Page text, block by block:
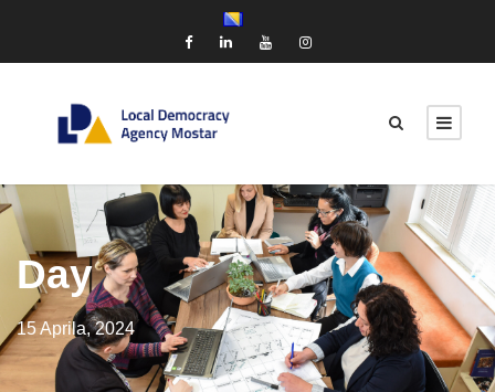
Day
15 Aprila, 2024